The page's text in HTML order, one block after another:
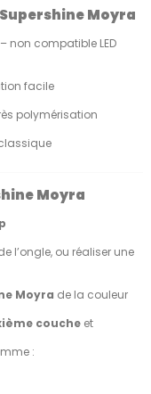
Supershine Moyra
– non compatible LED
facile
polymérisation
Moyra
l’ongle, ou réaliser une
Moyra de la couleur
couche et
: